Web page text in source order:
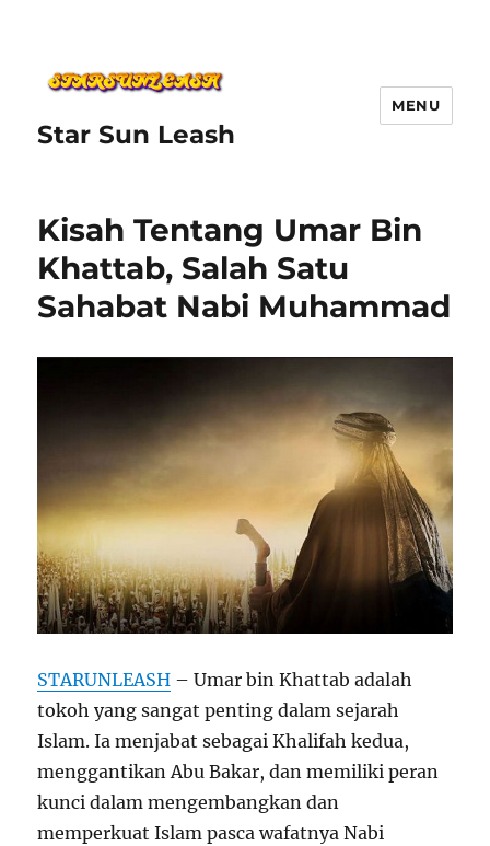
Star Sun Leash
MENU
Kisah Tentang Umar Bin
Khattab, Salah Satu
Sahabat Nabi Muhammad
STARUNLEASH – Umar bin Khattab adalah
tokoh yang sangat penting dalam sejarah
Islam. Ia menjabat sebagai Khalifah kedua,
menggantikan Abu Bakar, dan memiliki peran
kunci dalam mengembangkan dan
memperkuat Islam pasca wafatnya Nabi